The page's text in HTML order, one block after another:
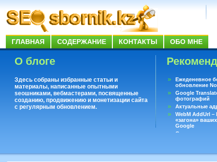
ГЛАВНАЯ СОДЕРЖАНИЕ КОНТАКТЫ ОБО МНЕ
О блоге
Здесь собраны избранные статьи и
материалы, написанные опытными
seoшниками, вебмастерами, посвященные
созданию, продвижению и монетизации сайта
с регулярным обновлением.
Ежеденевное
обновление
Google
фотографий
Актуальные
WebM AddUrl
«загона»
Google
Существует